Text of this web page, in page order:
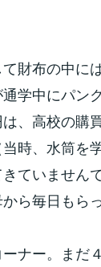
財布の中に
学中にパン
、高校の購
時、水筒を
ていません
ら毎日もら
ナー。まだ